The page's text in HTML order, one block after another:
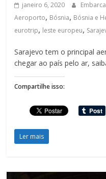
janeiro 6, 2020
Aeroporto, Bósnia, Bósnia e
eurotrip, leste europeu,
Sarajevo tem o principal
chegar ao país pelo ar,
Compartilhe isso:
Ler mais